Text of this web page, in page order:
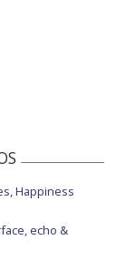
Happiness
echo &